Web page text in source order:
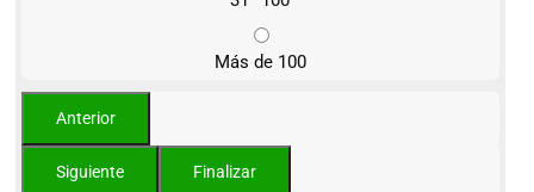
Más de 100